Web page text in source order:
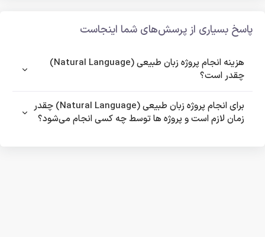
پاسخ بسیاری از پرسش‌های شما اینجاست
هزینه انجام پروژه زبان طبیعی (Natural Language)
چقدر است؟
برای انجام پروژه زبان طبیعی (Natural Language) چقدر
زمان لازم است و پروژه ها توسط چه کسی انجام می‌شود؟